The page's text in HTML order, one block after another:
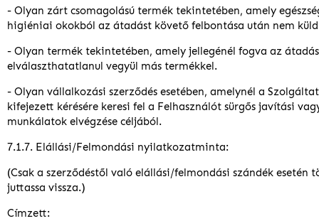
- Olyan zárt csomagolású termék tekintetében, amely
higiéniai okokból az átadást követő felbontása után nem
- Olyan termék tekintetében, amely jellegénél fogva az
elválaszthatatlanul vegyül más termékkel.
- Olyan vállalkozási szerződés esetében, amelynél a
kifejezett kérésére keresi fel a Felhasználót sürgős javítási
munkálatok elvégzése céljából.
7.1.7. Elállási/Felmondási nyilatkozatminta:
(Csak a szerződéstől való elállási/felmondási szándék esetén
juttassa vissza.)
Címzett: